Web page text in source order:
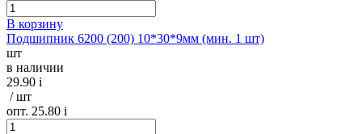
В корзину
Подшипник 6200 (200) 10*30*9мм (мин. 1 шт)
шт
в наличии
29.90 i
/ шт
опт. 25.80 i